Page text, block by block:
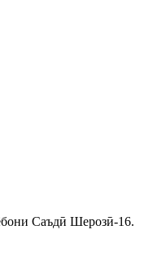
Саъдӣ Шерозӣ-16.